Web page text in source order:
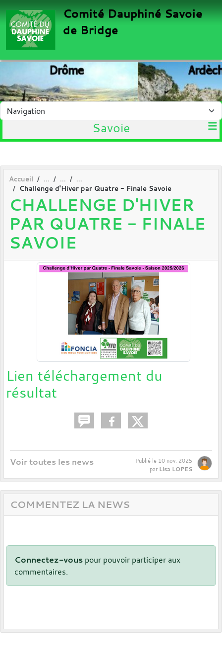
Comité Dauphiné Savoie
de Bridge
Savoie
Accueil
Challenge d'Hiver par Quatre - Finale Savoie
CHALLENGE D'HIVER
PAR QUATRE - FINALE
SAVOIE
Lien téléchargement du
résultat
Voir toutes les news Publié le 10 nov. 2025
par Lisa LOPES
COMMENTEZ LA NEWS
Connectez-vous pour pouvoir participer aux
commentaires.
Panneau de gestion des cookies